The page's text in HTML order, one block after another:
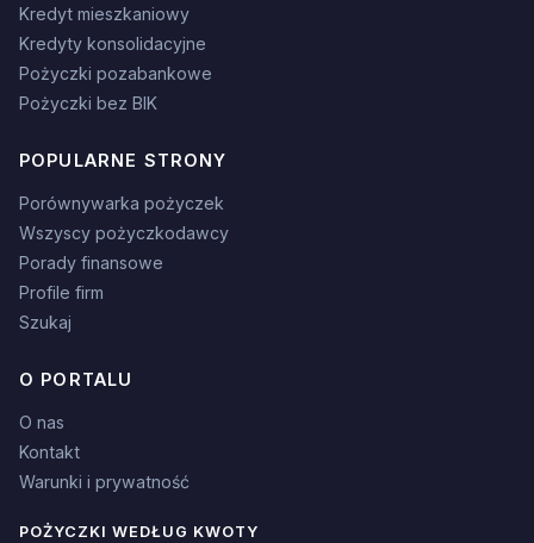
Kredyt mieszkaniowy
Kredyty konsolidacyjne
Pożyczki pozabankowe
Pożyczki bez BIK
POPULARNE STRONY
Porównywarka pożyczek
Wszyscy pożyczkodawcy
Porady finansowe
Profile firm
Szukaj
O PORTALU
O nas
Kontakt
Warunki i prywatność
POŻYCZKI WEDŁUG KWOTY